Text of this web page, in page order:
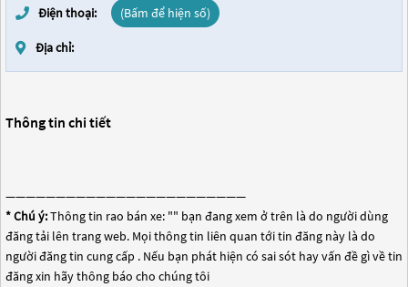
Điện thoại: (Bấm để hiện số)
Địa chỉ:
Thông tin chi tiết
————————————————————————
* Chú ý:Thông tin rao bán xe: "" bạn đang xem ở trên là do người dùng
đăng tải lên trang web. Mọi thông tin liên quan tới tin đăng này là do
người đăng tin cung cấp . Nếu bạn phát hiện có sai sót hay vấn đề gì về tin
đăng xin hãy thông báo cho chúng tôi